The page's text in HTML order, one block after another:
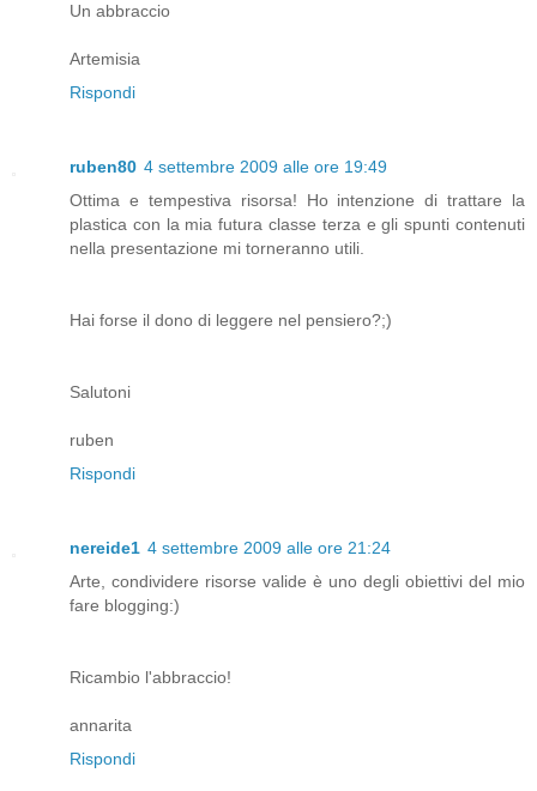
Un abbraccio
Artemisia
Rispondi
ruben80 4 settembre 2009 alle ore 19:49
Ottima e tempestiva risorsa! Ho intenzione di trattare la
plastica con la mia futura classe terza e gli spunti contenuti
nella presentazione mi torneranno utili.
Hai forse il dono di leggere nel pensiero?;)
Salutoni
ruben
Rispondi
nereide1 4 settembre 2009 alle ore 21:24
Arte, condividere risorse valide è uno degli obiettivi del mio
fare blogging:)
Ricambio l'abbraccio!
annarita
Rispondi